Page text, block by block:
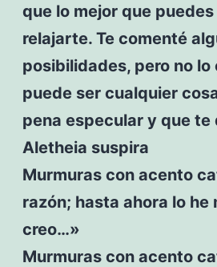
que lo mejor que
relajarte. Te comenté
posibilidades, pero no lo
puede ser cualquier
pena especular y que
Aletheia suspira
Murmuras con acento
razón; hasta ahora lo he
creo…»
Murmuras con acento